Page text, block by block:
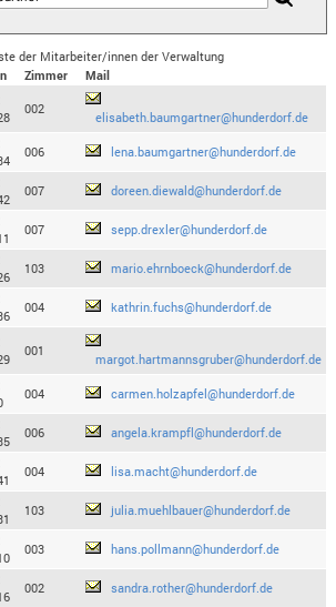
der Mitarbeiter/innen der Verwaltung
Zimmer
Mail
002
elisabeth.baumgartner@hunderdorf.de
006 lena.baumgartner@hunderdorf.de
007 doreen.diewald@hunderdorf.de
007 sepp.drexler@hunderdorf.de
103 mario.ehrnboeck@hunderdorf.de
004 kathrin.fuchs@hunderdorf.de
001
margot.hartmannsgruber@hunderdorf.de
004 carmen.holzapfel@hunderdorf.de
006 angela.krampfl@hunderdorf.de
004 lisa.macht@hunderdorf.de
103 julia.muehlbauer@hunderdorf.de
003 hans.pollmann@hunderdorf.de
002 sandra.rother@hunderdorf.de